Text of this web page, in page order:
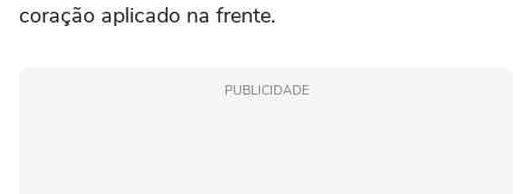
coração aplicado na frente.
PUBLICIDADE